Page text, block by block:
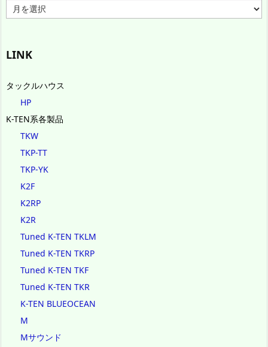
ー
ブ
LINK
タックルハウス
HP
K-TEN系各製品
TKW
TKP-TT
TKP-YK
K2F
K2RP
K2R
Tuned K-TEN TKLM
Tuned K-TEN TKRP
Tuned K-TEN TKF
Tuned K-TEN TKR
K-TEN BLUEOCEAN
M
Mサウンド